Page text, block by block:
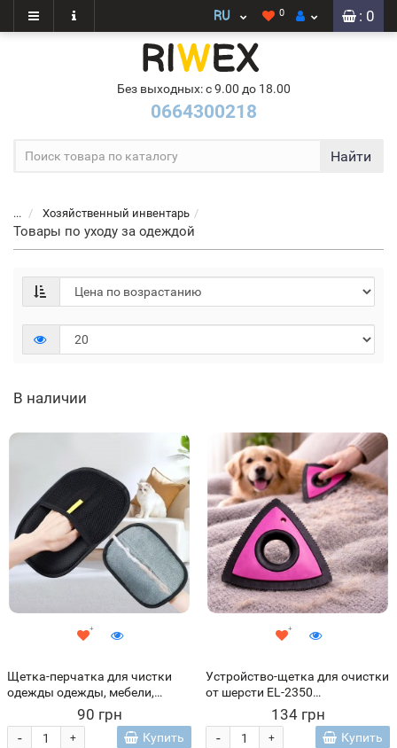
: 0
0
Без выходных: с 9.00 до 18.00
0664300218
Найти
... Хозяйственный инвентарь
Товары по уходу за одеждой
В наличии
Щетка-перчатка для чистки
одежды одежды, мебели,
ковров от шерсти животных
90 грн
+
- Купить
Устройство-щетка для очистки
от шерсти EL-2350
треугольный для текстиля
мебели ковров одежды,
Розовый(237)
134 грн
+
- Купить